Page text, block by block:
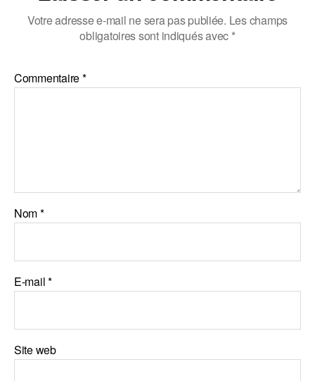
Votre adresse e-mail ne sera pas publiée. Les champs
obligatoires sont indiqués avec *
Commentaire*
Nom*
E-mail*
Site web